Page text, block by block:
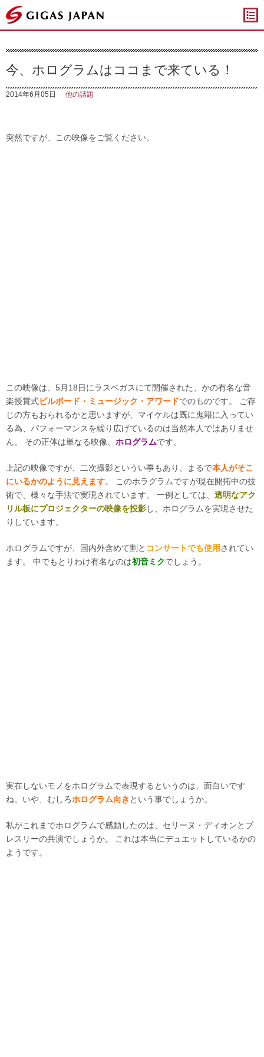
ギガスジャパン
今、ホログラムはココまで来ている！
2014年6月05日 他の話題
突然ですが、この映像をご覧ください。
この映像は、5月18日にラスベガスにて開催された、かの有名な音
楽授賞式ビルボード・ミュージック・アワードでのものです。 ご存
じの方もおられるかと思いますが、マイケルは既に鬼籍に入ってい
る為、パフォーマンスを繰り広げているのは当然本人ではありませ
ん。 その正体は単なる映像、 ホログラムです。
上記の映像ですが、二次撮影というい事もあり、まるで本人がそこ
にいるかのように見えます。 このホラグラムですが現在開拓中の技
術で、様々な手法で実現されています。 一例としては、 透明なアク
リル板にプロジェクターの映像を投影し、ホログラムを実現させた
りしています。
ホログラムですが、国内外含めて割と コンサートでも使用 されてい
ます。 中でもとりわけ有名なのは初音ミクでしょう。
実在しないモノをホログラムで表現するというのは、面白いです
ね。いや、むしろホログラム向き という事でしょうか。
私がこれまでホログラムで感動したのは、セリーヌ・ディオンとプ
レスリーの共演でしょうか。 これは本当にデュエットしているかの
ようです。